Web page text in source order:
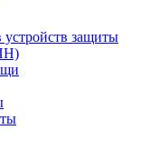
устройств защиты